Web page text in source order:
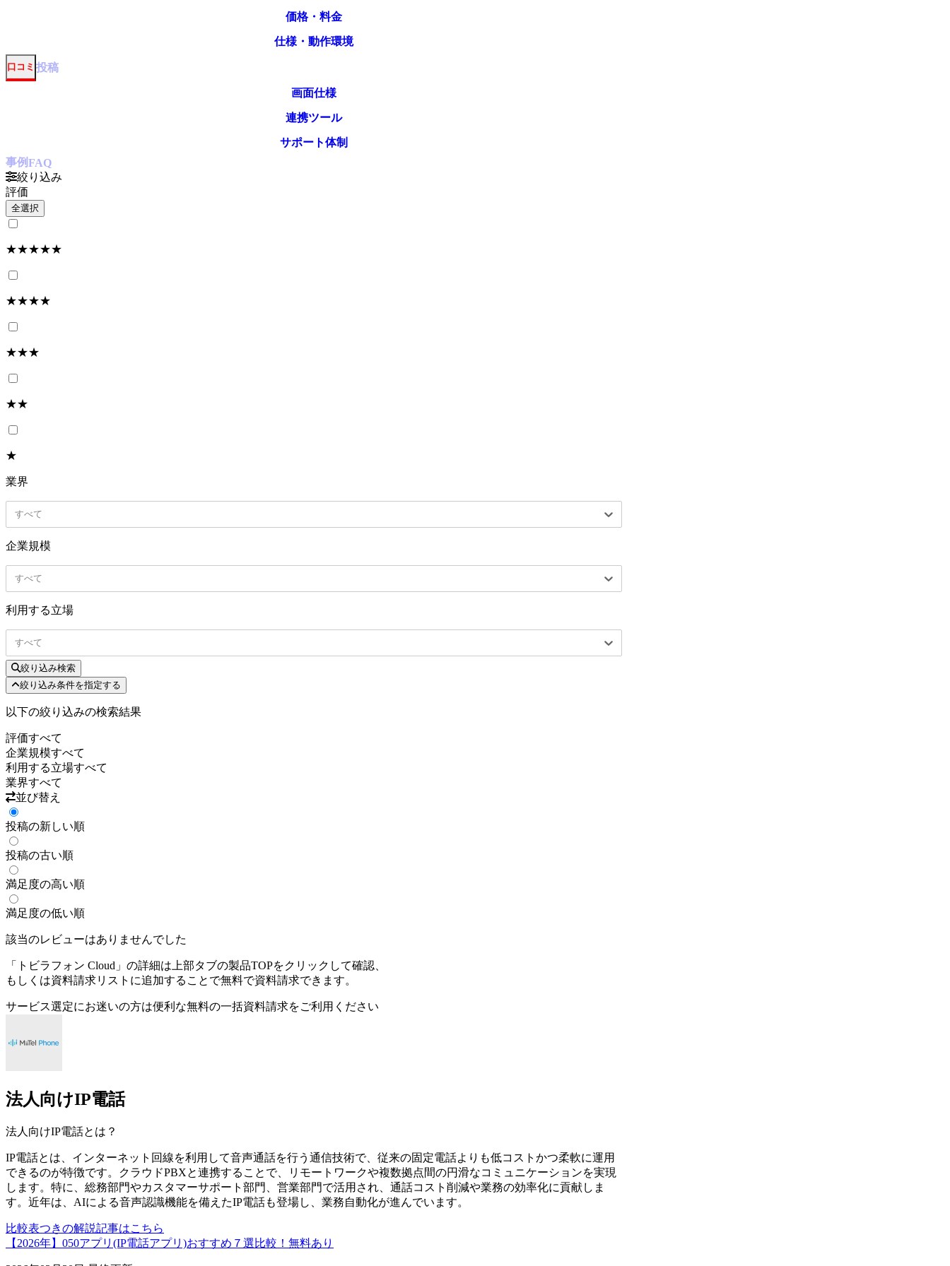
価格・料金
仕様・動作環境
口コミ 投稿
画面仕様
連携ツール
サポート体制
事例FAQ
絞り込み
評価
全選択
★★★★★
★★★★
★★★
★★
★
業界
すべて
企業規模
すべて
利用する立場
すべて
絞り込み検索
絞り込み条件を指定する
以下の絞り込みの検索結果
評価すべて
企業規模すべて
利用する立場すべて
業界すべて
並び替え
投稿の新しい順
投稿の古い順
満足度の高い順
満足度の低い順
該当のレビューはありませんでした
「 トビラフォン Cloud 」の詳細は上部タブの製品TOPをクリックして確認、
もしくは資料請求リストに追加することで無料で資料請求できます。
サービス選定にお迷いの方は便利な無料の一括資料請求をご利用ください
法人向けIP電話
法人向けIP電話とは？
IP電話とは、インターネット回線を利用して音声通話を行う通信技術で、従来の固定電話よりも低コストかつ柔軟に運用
できるのが特徴です。クラウドPBXと連携することで、リモートワークや複数拠点間の円滑なコミュニケーションを実現
します。特に、総務部門やカスタマーサポート部門、営業部門で活用され、通話コスト削減や業務の効率化に貢献しま
す。近年は、AIによる音声認識機能を備えたIP電話も登場し、業務自動化が進んでいます。
比較表つきの解説記事はこちら
【2026年】050アプリ(IP電話アプリ)おすすめ７選比較！無料あり